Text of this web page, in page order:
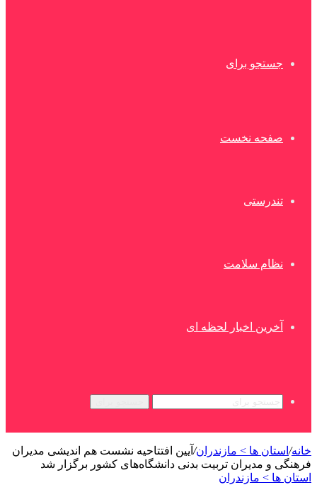
جستجو برای
صفحه نخست
تندرستی
نظام سلامت
آخرین اخبار لحظه ای
خانه/ استان ها > مازندران/ آیین افتتاحیه نشست هم اندیشی مدیران
فرهنگی و مدیران تربیت بدنی دانشگاه‌های کشور برگزار شد
استان ها > مازندران